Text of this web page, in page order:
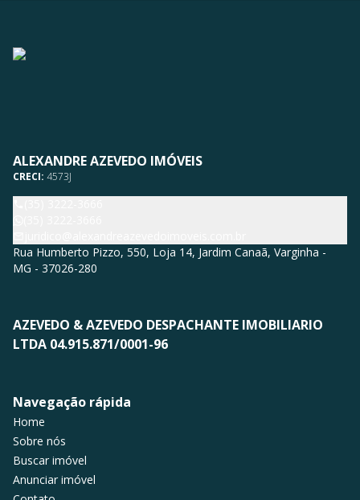
ALEXANDRE AZEVEDO IMÓVEIS
CRECI: 4573J
Rua Humberto Pizzo, 550, Loja 14, Jardim Canaã, Varginha -
MG - 37026-280
AZEVEDO & AZEVEDO DESPACHANTE IMOBILIARIO
LTDA 04.915.871/0001-96
Navegação rápida
Home
Sobre nós
Buscar imóvel
Anunciar imóvel